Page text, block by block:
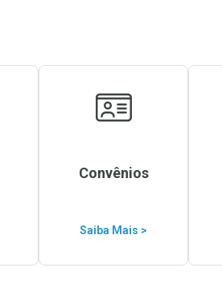
Convênios
Saiba Mais >